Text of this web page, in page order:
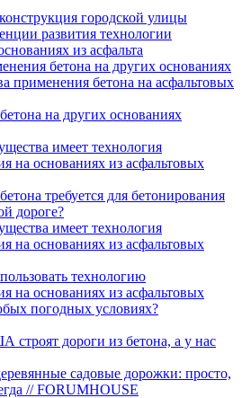
городской улицы
развития технологии
из асфальта
бетона на других основаниях
применения бетона на асфальтовых
на других основаниях
имеет технология
на основаниях из асфальтовых
требуется для бетонирования
дороге?
имеет технология
на основаниях из асфальтовых
технологию
на основаниях из асфальтовых
погодных условиях?
дороги из бетона, а у нас
садовые дорожки: просто,
// FORUMHOUSE